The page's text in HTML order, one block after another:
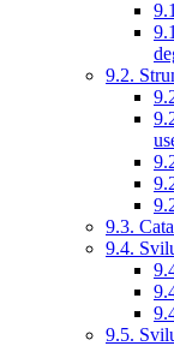
9.2.
9.3.
9.4.
9.5.